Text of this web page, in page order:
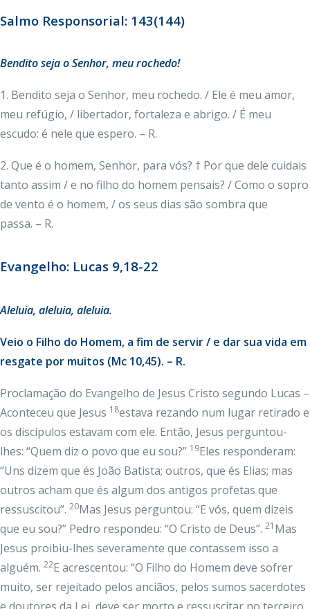
Salmo Responsorial: 143(144)
Bendito seja o Senhor, meu rochedo!
1. Bendito seja o Senhor, meu rochedo. / Ele é meu amor,
meu refúgio, / libertador, fortaleza e abrigo. / É meu
escudo: é nele que espero. – R.
2. Que é o homem, Senhor, para vós? † Por que dele cuidais
tanto assim / e no filho do homem pensais? / Como o sopro
de vento é o homem, / os seus dias são sombra que
passa. – R.
Evangelho: Lucas 9,18-22
Aleluia, aleluia, aleluia.
Veio o Filho do Homem, a fim de servir / e dar sua vida em
resgate por muitos (Mc 10,45). – R.
Proclamação do Evangelho de Jesus Cristo segundo Lucas –
Aconteceu que Jesus 18estava rezando num lugar retirado e
os discípulos estavam com ele. Então, Jesus perguntou-
lhes: “Quem diz o povo que eu sou?” 19Eles responderam:
“Uns dizem que és João Batista; outros, que és Elias; mas
outros acham que és algum dos antigos profetas que
ressuscitou”. 20Mas Jesus perguntou: “E vós, quem dizeis
que eu sou?” Pedro respondeu: “O Cristo de Deus”. 21 Mas
Jesus proibiu-lhes severamente que contassem isso a
alguém. 22E acrescentou: “O Filho do Homem deve sofrer
muito, ser rejeitado pelos anciãos, pelos sumos sacerdotes